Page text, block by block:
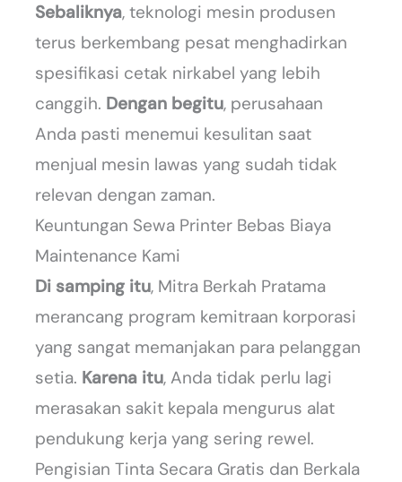
Sebaliknya, teknologi mesin produsen
terus berkembang pesat menghadirkan
spesifikasi cetak nirkabel yang lebih
canggih. Dengan begitu, perusahaan
Anda pasti menemui kesulitan saat
menjual mesin lawas yang sudah tidak
relevan dengan zaman.
Keuntungan Sewa Printer Bebas Biaya
Maintenance Kami
Di samping itu, Mitra Berkah Pratama
merancang program kemitraan korporasi
yang sangat memanjakan para pelanggan
setia. Karena itu, Anda tidak perlu lagi
merasakan sakit kepala mengurus alat
pendukung kerja yang sering rewel.
Pengisian Tinta Secara Gratis dan Berkala